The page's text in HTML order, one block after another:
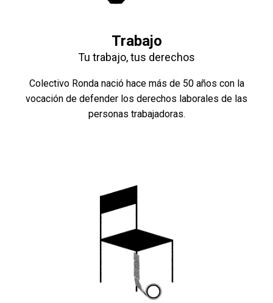
Trabajo
Tu trabajo, tus derechos
Colectivo Ronda nació hace más de 50 años con la
vocación de defender los derechos laborales de las
personas trabajadoras.